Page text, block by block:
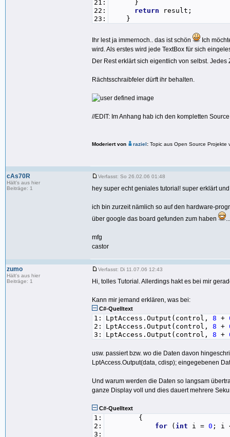
49:
50:
51:
53:
54:
55:
58:
60:
62:
66:
68:
69:
71:
73:
75:
77:
78:
80:
81:
82:
84:
85:
86:
87:
88:
89:
91:
92:
94:
{
pholder = pholder +
}
{
line3 = line3 +
}
#endregion
string line4 =
int
pholder ="";
pholder = pholder +
}
{
line4 = line4 +
#endregion
stringallLines =
// lsa: Merker für
int lsa = -1;intlsc
// Controller
ctrl =
if(adr < lsa ||
WriteCtrl(
lsa = adr;
lsc = ctrl;
}
// Zeichen
intcharCode =
lsa++;
}
}
21:
22:
23:
}
return result;
}
Ihr lest ja immernoch.. das ist schön
Ich
wird. Als erstes wird jede TextBox für sich
Der Rest erklärt sich eigentlich von selbst.
Rächtsschraibfeler dürft ihr behalten.
//EDIT: Im Anhang hab ich den kompletten
Moderiert von raziel: Topic aus Open Source
cAs70R
Hält's aus hier
Beiträge: 1
Verfasst: So 26.02.06 01:48
hey super echt geniales tutorial! super erklärt
ich bin zurzeit nämlich so auf den hardware-
über google das board gefunden zum haben
...
mfg
castor
zumo
Hält's aus hier
Beiträge: 1
Verfasst: Di 11.07.06 12:43
Hi, tolles Tutorial. Allerdings hakt es bei mir
Kann mir jemand erklären, was bei:
C#-Quelltext
1:
2:
3:
LptAccess.Output(control, 8 +
LptAccess.Output(control, 8 +
LptAccess.Output(control, 8 +
usw. passiert bzw. wo die Daten davon
LptAccess.Output(data, cdisp); eingegebenen
Und warum werden die Daten so langsam
ganze Display voll und dies dauert mehrere
C#-Quelltext
1:
2:
3:
{
for ( int i = 0 ; i